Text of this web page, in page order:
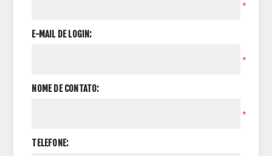
*
E-MAIL DE LOGIN:
*
NOME DE CONTATO:
*
TELEFONE: